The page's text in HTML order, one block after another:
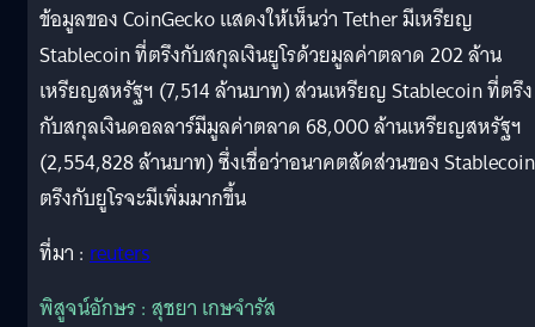
ข้อมูลของ CoinGecko แสดงให้เห็นว่า Tether มีเหรียญ
Stablecoin ที่ตรึงกับสกุลเงินยูโรด้วยมูลค่าตลาด 202 ล้าน
เหรียญสหรัฐฯ (7,514 ล้านบาท) ส่วนเหรียญ Stablecoin ที่ตรึง
กับสกุลเงินดอลลาร์มีมูลค่าตลาด 68,000 ล้านเหรียญสหรัฐฯ
(2,554,828 ล้านบาท) ซึ่งเชื่อว่าอนาคตสัดส่วนของ
ตรึงกับยูโรจะมีเพิ่มมากขึ้น
ที่มา : reuters
พิสูจน์อักษร : สุชยา เกษจำรัส